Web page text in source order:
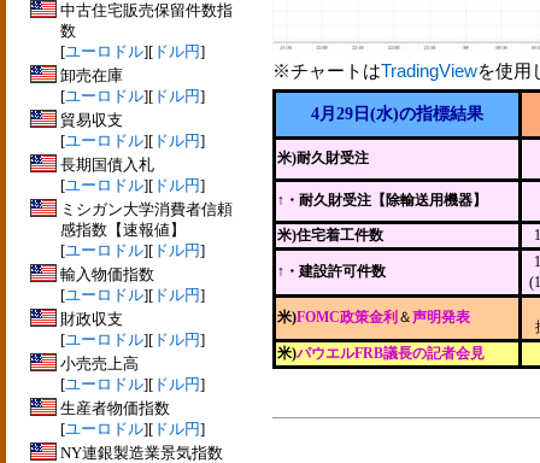
中古住宅販売保留件数指
数
[ユーロドル][ ドル円]
卸売在庫
[ユーロドル][ ドル円]
貿易収支
[ユーロドル][ ドル円]
長期国債入札
[ユーロドル][ ドル円]
ミシガン大学消費者信頼
感指数【速報値】
[ユーロドル][ ドル円]
輸入物価指数
[ユーロドル][ ドル円]
財政収支
[ユーロドル][ ドル円]
小売売上高
[ユーロドル][ ドル円]
生産者物価指数
[ユーロドル][ ドル円]
NY連銀製造業景気指数
※チャートはTradingViewを使用
4月29日(水)の指標結果
米)耐久財受注
↑ ・耐久財受注【除輸送用機器】
米)住宅着工件数
↑・建設許可件数
米)FOMC政策金利 ＆声明発表
米)パウエルFRB議長の記者会見